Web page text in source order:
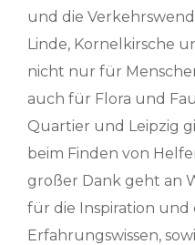
und die
Linde, Kornelkirsche
nicht nur für
auch für Flora und
Quartier und Leipzig
beim Finden von
großer Dank geht an
für die Inspiration und
Erfahrungswissen,